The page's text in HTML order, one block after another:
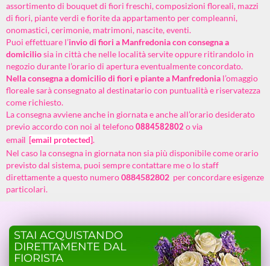
assortimento di bouquet di fiori freschi, composizioni floreali, mazzi
di fiori, piante verdi e fiorite da appartamento per compleanni,
onomastici, cerimonie, matrimoni, nascite, eventi.
Puoi effettuare l’invio di fiori a Manfredoniacon consegna a
domiciliosia in città che nelle località servite oppure ritirandolo in
negozio durante l’orario di apertura eventualmente concordato.
Nella consegna a domicilio di fiori e piante a Manfredonia l’omaggio
floreale sarà consegnato al destinatario con puntualità e riservatezza
come richiesto.
La consegna avviene anche in giornata e anche all’orario desiderato
previo accordo con noi al telefono 0884582802 o via
email [email protected].
Nel caso la consegna in giornata non sia più disponibile come orario
previsto dal sistema, puoi sempre contattare me o lo staff
direttamente a questo numero0884582802 per concordare esigenze
particolari.
STAI ACQUISTANDO
DIRETTAMENTE DAL
FIORISTA